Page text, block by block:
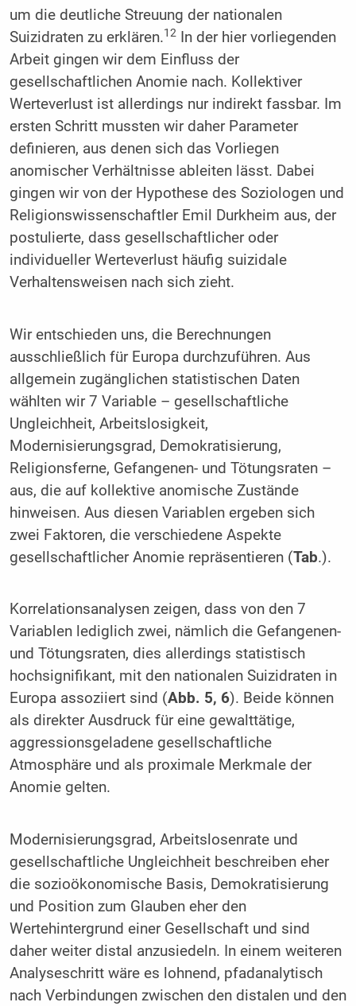
um die deutliche Streuung der nationalen
Suizidraten zu erklären.12In der hier vorliegenden
Arbeit gingen wir dem Einfluss der
gesellschaftlichen Anomie nach. Kollektiver
Werteverlust ist allerdings nur indirekt fassbar. Im
ersten Schritt mussten wir daher Parameter
definieren, aus denen sich das Vorliegen
anomischer Verhältnisse ableiten lässt. Dabei
gingen wir von der Hypothese des Soziologen und
Religionswissenschaftler Emil Durkheim aus, der
postulierte, dass gesellschaftlicher oder
individueller Werteverlust häufig suizidale
Verhaltensweisen nach sich zieht.
Wir entschieden uns, die Berechnungen
ausschließlich für Europa durchzuführen. Aus
allgemein zugänglichen statistischen Daten
wählten wir 7 Variable – gesellschaftliche
Ungleichheit, Arbeitslosigkeit,
Modernisierungsgrad, Demokratisierung,
Religionsferne, Gefangenen- und Tötungsraten –
aus, die auf kollektive anomische Zustände
hinweisen. Aus diesen Variablen ergeben sich
zwei Faktoren, die verschiedene Aspekte
gesellschaftlicher Anomie repräsentieren (Tab.).
Korrelationsanalysen zeigen, dass von den 7
Variablen lediglich zwei, nämlich die Gefangenen-
und Tötungsraten, dies allerdings statistisch
hochsignifikant, mit den nationalen Suizidraten in
Europa assoziiert sind (Abb. 5, 6). Beide können
als direkter Ausdruck für eine gewalttätige,
aggressionsgeladene gesellschaftliche
Atmosphäre und als proximale Merkmale der
Anomie gelten.
Modernisierungsgrad, Arbeitslosenrate und
gesellschaftliche Ungleichheit beschreiben eher
die sozioökonomische Basis, Demokratisierung
und Position zum Glauben eher den
Wertehintergrund einer Gesellschaft und sind
daher weiter distal anzusiedeln. In einem weiteren
Analyseschritt wäre es lohnend, pfadanalytisch
nach Verbindungen zwischen den distalen und den